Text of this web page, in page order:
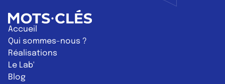
Retour à l'accueil
Accueil
Qui sommes-nous ?
Réalisations
Le Lab'
Blog